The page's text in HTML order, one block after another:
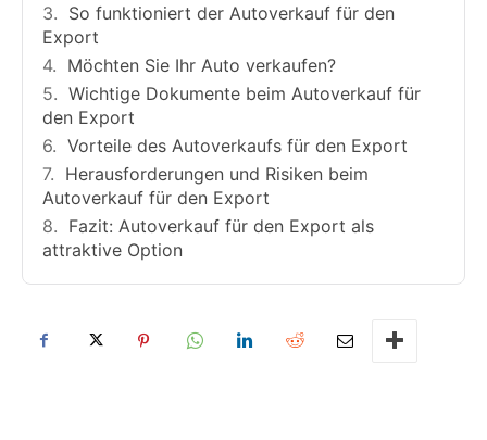
So funktioniert der Autoverkauf für den
Export
Möchten Sie Ihr Auto verkaufen?
Wichtige Dokumente beim Autoverkauf für
den Export
Vorteile des Autoverkaufs für den Export
Herausforderungen und Risiken beim
Autoverkauf für den Export
Fazit: Autoverkauf für den Export als
attraktive Option